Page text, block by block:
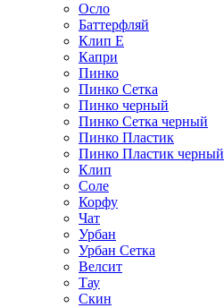
Осло
Баттерфляй
Клип Е
Капри
Пинко
Пинко Сетка
Пинко черный
Пинко Сетка черный
Пинко Пластик
Пинко Пластик черный
Клип
Соле
Корфу
Чат
Урбан
Урбан Сетка
Велсит
Тау
Скин